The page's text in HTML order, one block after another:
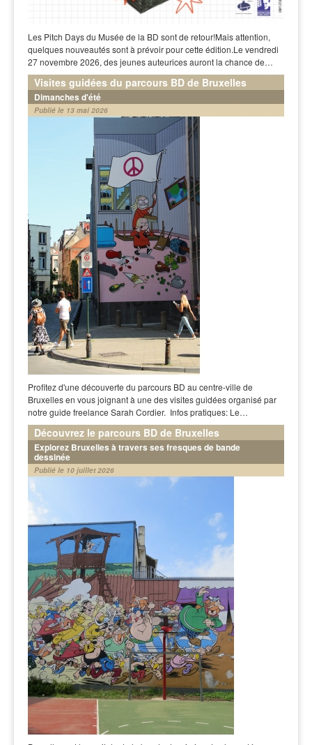
Les Pitch Days du Musée de la BD sont de retour!Mais attention,
quelques nouveautés sont à prévoir pour cette édition.Le vendredi
27 novembre 2026, des jeunes auteurices auront la chance de…
Visites guidées du parcours BD de Bruxelles
Dimanches d'été
Publié le 13 mai 2026
Profitez d'une découverte du parcours BD au centre-ville de
Bruxelles en vous joignant à une des visites guidées organisé par
notre guide freelance Sarah Cordier. Infos pratiques: Le…
Découvrez le parcours BD de Bruxelles
Explorez Bruxelles à travers ses fresques de bande
dessinée
Publié le 10 juillet 2026